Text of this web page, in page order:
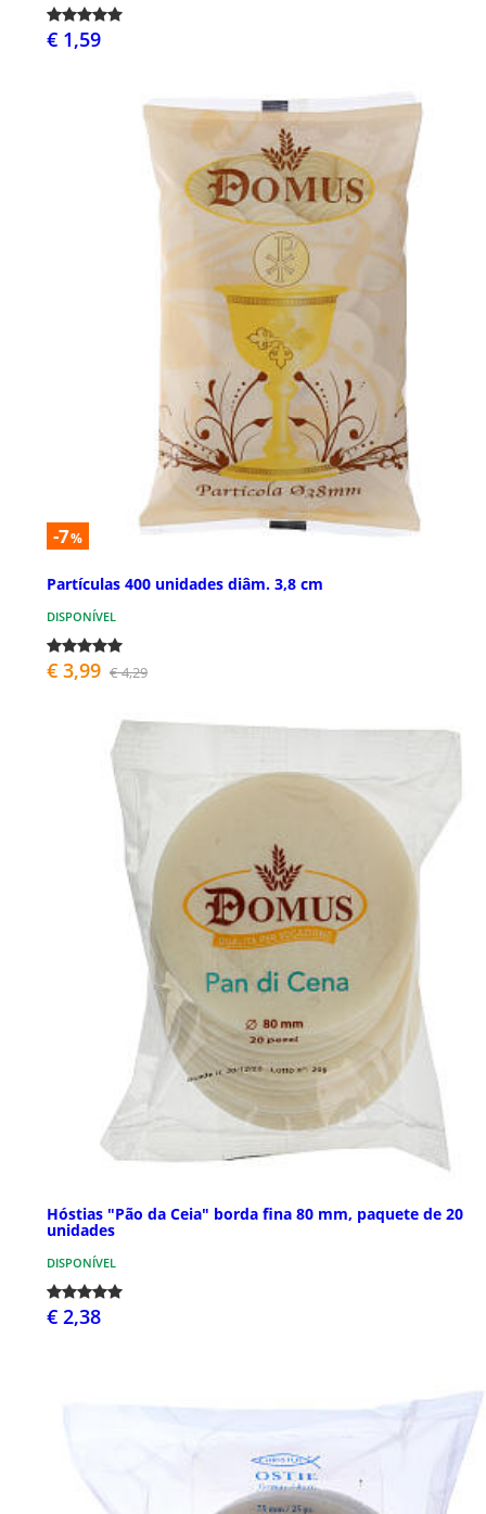
€ 1,59
-7%
Partículas 400 unidades diâm. 3,8 cm
DISPONÍVEL
€ 3,99 € 4,29
Hóstias "Pão da Ceia" borda fina 80 mm, paquete de 20
unidades
DISPONÍVEL
€ 2,38